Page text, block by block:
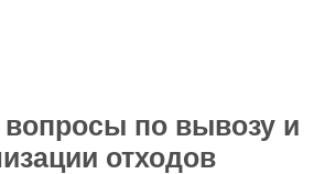
по вывозу и
отходов